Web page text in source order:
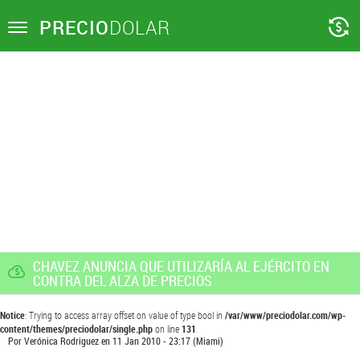
Toggle PRECIODOLAR
CHAVEZ ANUNCIA QUE UTILIZARÍA AL EJÉRCITO EN
CONTRA DEL ALZA DE PRECIOS
Notice: Trying to access array offset on value of type bool in /var/www/preciodolar.com/wp-
content/themes/preciodolar/single.phpon line131
PorVerónica Rodriguezen11 Jan 2010 - 23:17(Miami)